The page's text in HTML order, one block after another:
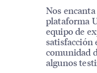
Nos
plataforma
equipo de
satisfacción
comunidad
algunos